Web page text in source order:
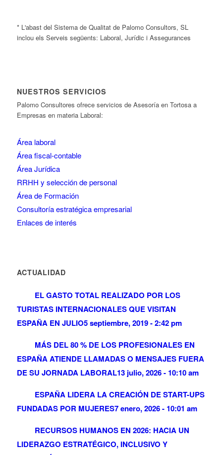
* L'abast del Sistema de Qualitat de Palomo Consultors, SL
inclou els Serveis següents: Laboral, Jurídic i Assegurances
NUESTROS SERVICIOS
Palomo Consultores ofrece servicios de Asesoría en Tortosa a
Empresas en materia Laboral:
Área laboral
Área fiscal-contable
Área Jurídica
RRHH y selección de personal
Área de Formación
Consultoría estratégica empresarial
Enlaces de interés
ACTUALIDAD
EL GASTO TOTAL REALIZADO POR LOS
TURISTAS INTERNACIONALES QUE VISITAN
ESPAÑA EN JULIO5 septiembre, 2019 - 2:42 pm
MÁS DEL 80 % DE LOS PROFESIONALES EN
ESPAÑA ATIENDE LLAMADAS O MENSAJES FUERA
DE SU JORNADA LABORAL13 julio, 2026 - 10:10 am
ESPAÑA LIDERA LA CREACIÓN DE START-UPS
FUNDADAS POR MUJERES7 enero, 2026 - 10:01 am
RECURSOS HUMANOS EN 2026: HACIA UN
LIDERAZGO ESTRATÉGICO, INCLUSIVO Y